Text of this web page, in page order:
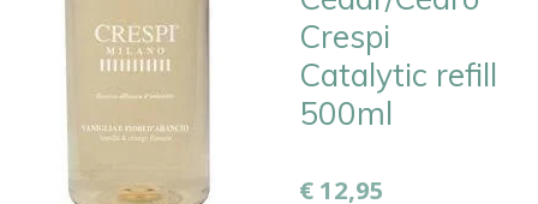
Crespi
Catalytic refill
500ml
€ 12,95